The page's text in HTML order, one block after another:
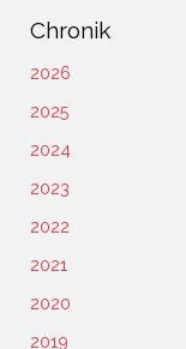
Chronik
2026
2025
2024
2023
2022
2021
2020
2019